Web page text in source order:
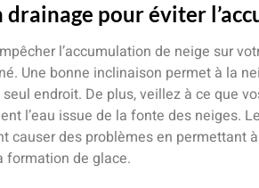
drainage pour éviter
l’accumulation de neige sur
Une bonne inclinaison permet à la
seul endroit. De plus, veillez à ce que
l’eau issue de la fonte des neiges.
causer des problèmes en permettant
formation de glace.